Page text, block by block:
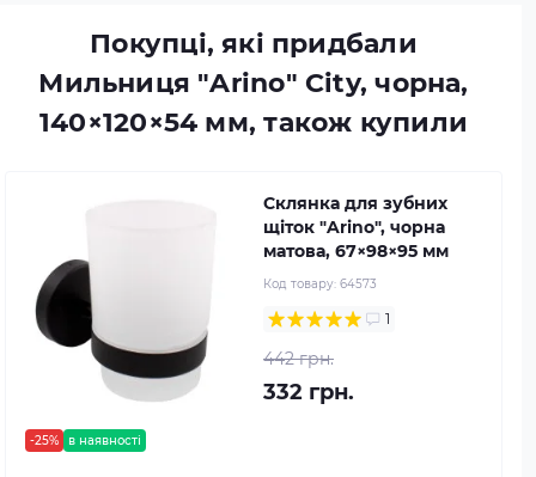
Покупці, які придбали
Мильниця "Arino" City, чорна,
140×120×54 мм, також купили
-25% в наявності
Склянка для зубних
щіток "Arino", чорна
матова, 67×98×95 мм
Код товару: 64573
1
442 грн.
332 грн.